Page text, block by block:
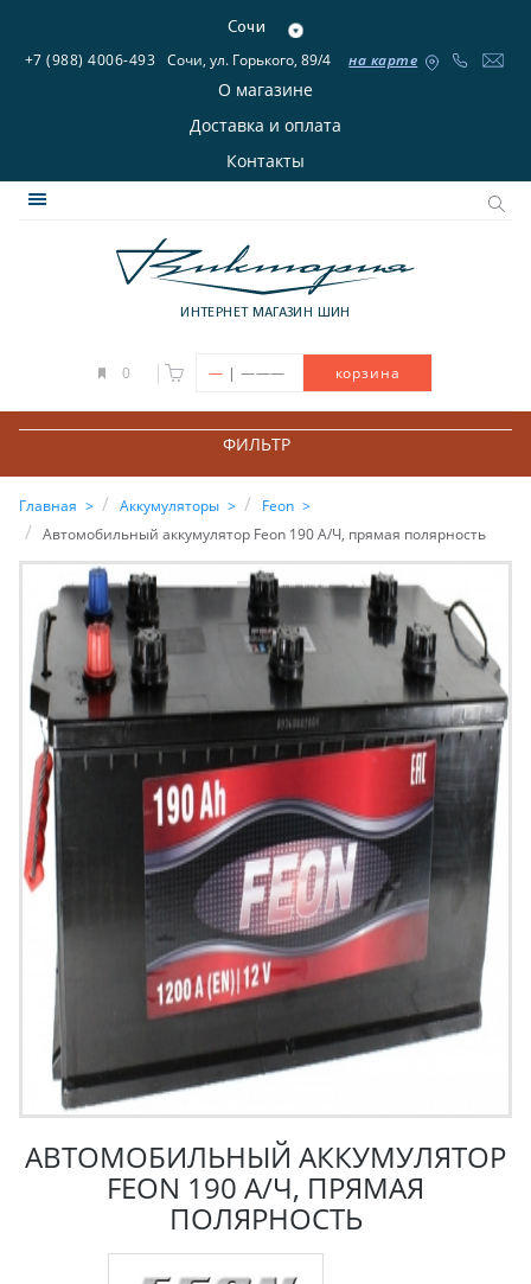
Сочи
+7 (988) 4006-493 Сочи, ул. Горького, 89/4 на карте
О магазине
Доставка и оплата
Контакты
ИНТЕРНЕТ МАГАЗИН ШИН
0 — | ——— корзина
ФИЛЬТР
Главная Аккумуляторы
Feon
Автомобильный аккумулятор Feon 190 А/Ч, прямая полярность
АВТОМОБИЛЬНЫЙ АККУМУЛЯТОР
FEON 190 А/Ч, ПРЯМАЯ
ПОЛЯРНОСТЬ